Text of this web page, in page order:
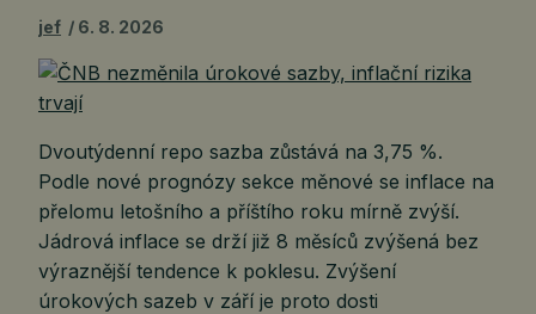
jef 6. 8. 2026
Dvoutýdenní repo sazba zůstává na 3,75 %.
Podle nové prognózy sekce měnové se inflace na
přelomu letošního a příštího roku mírně zvýší.
Jádrová inflace se drží již 8 měsíců zvýšená bez
výraznější tendence k poklesu. Zvýšení
úrokových sazeb v září je proto dosti